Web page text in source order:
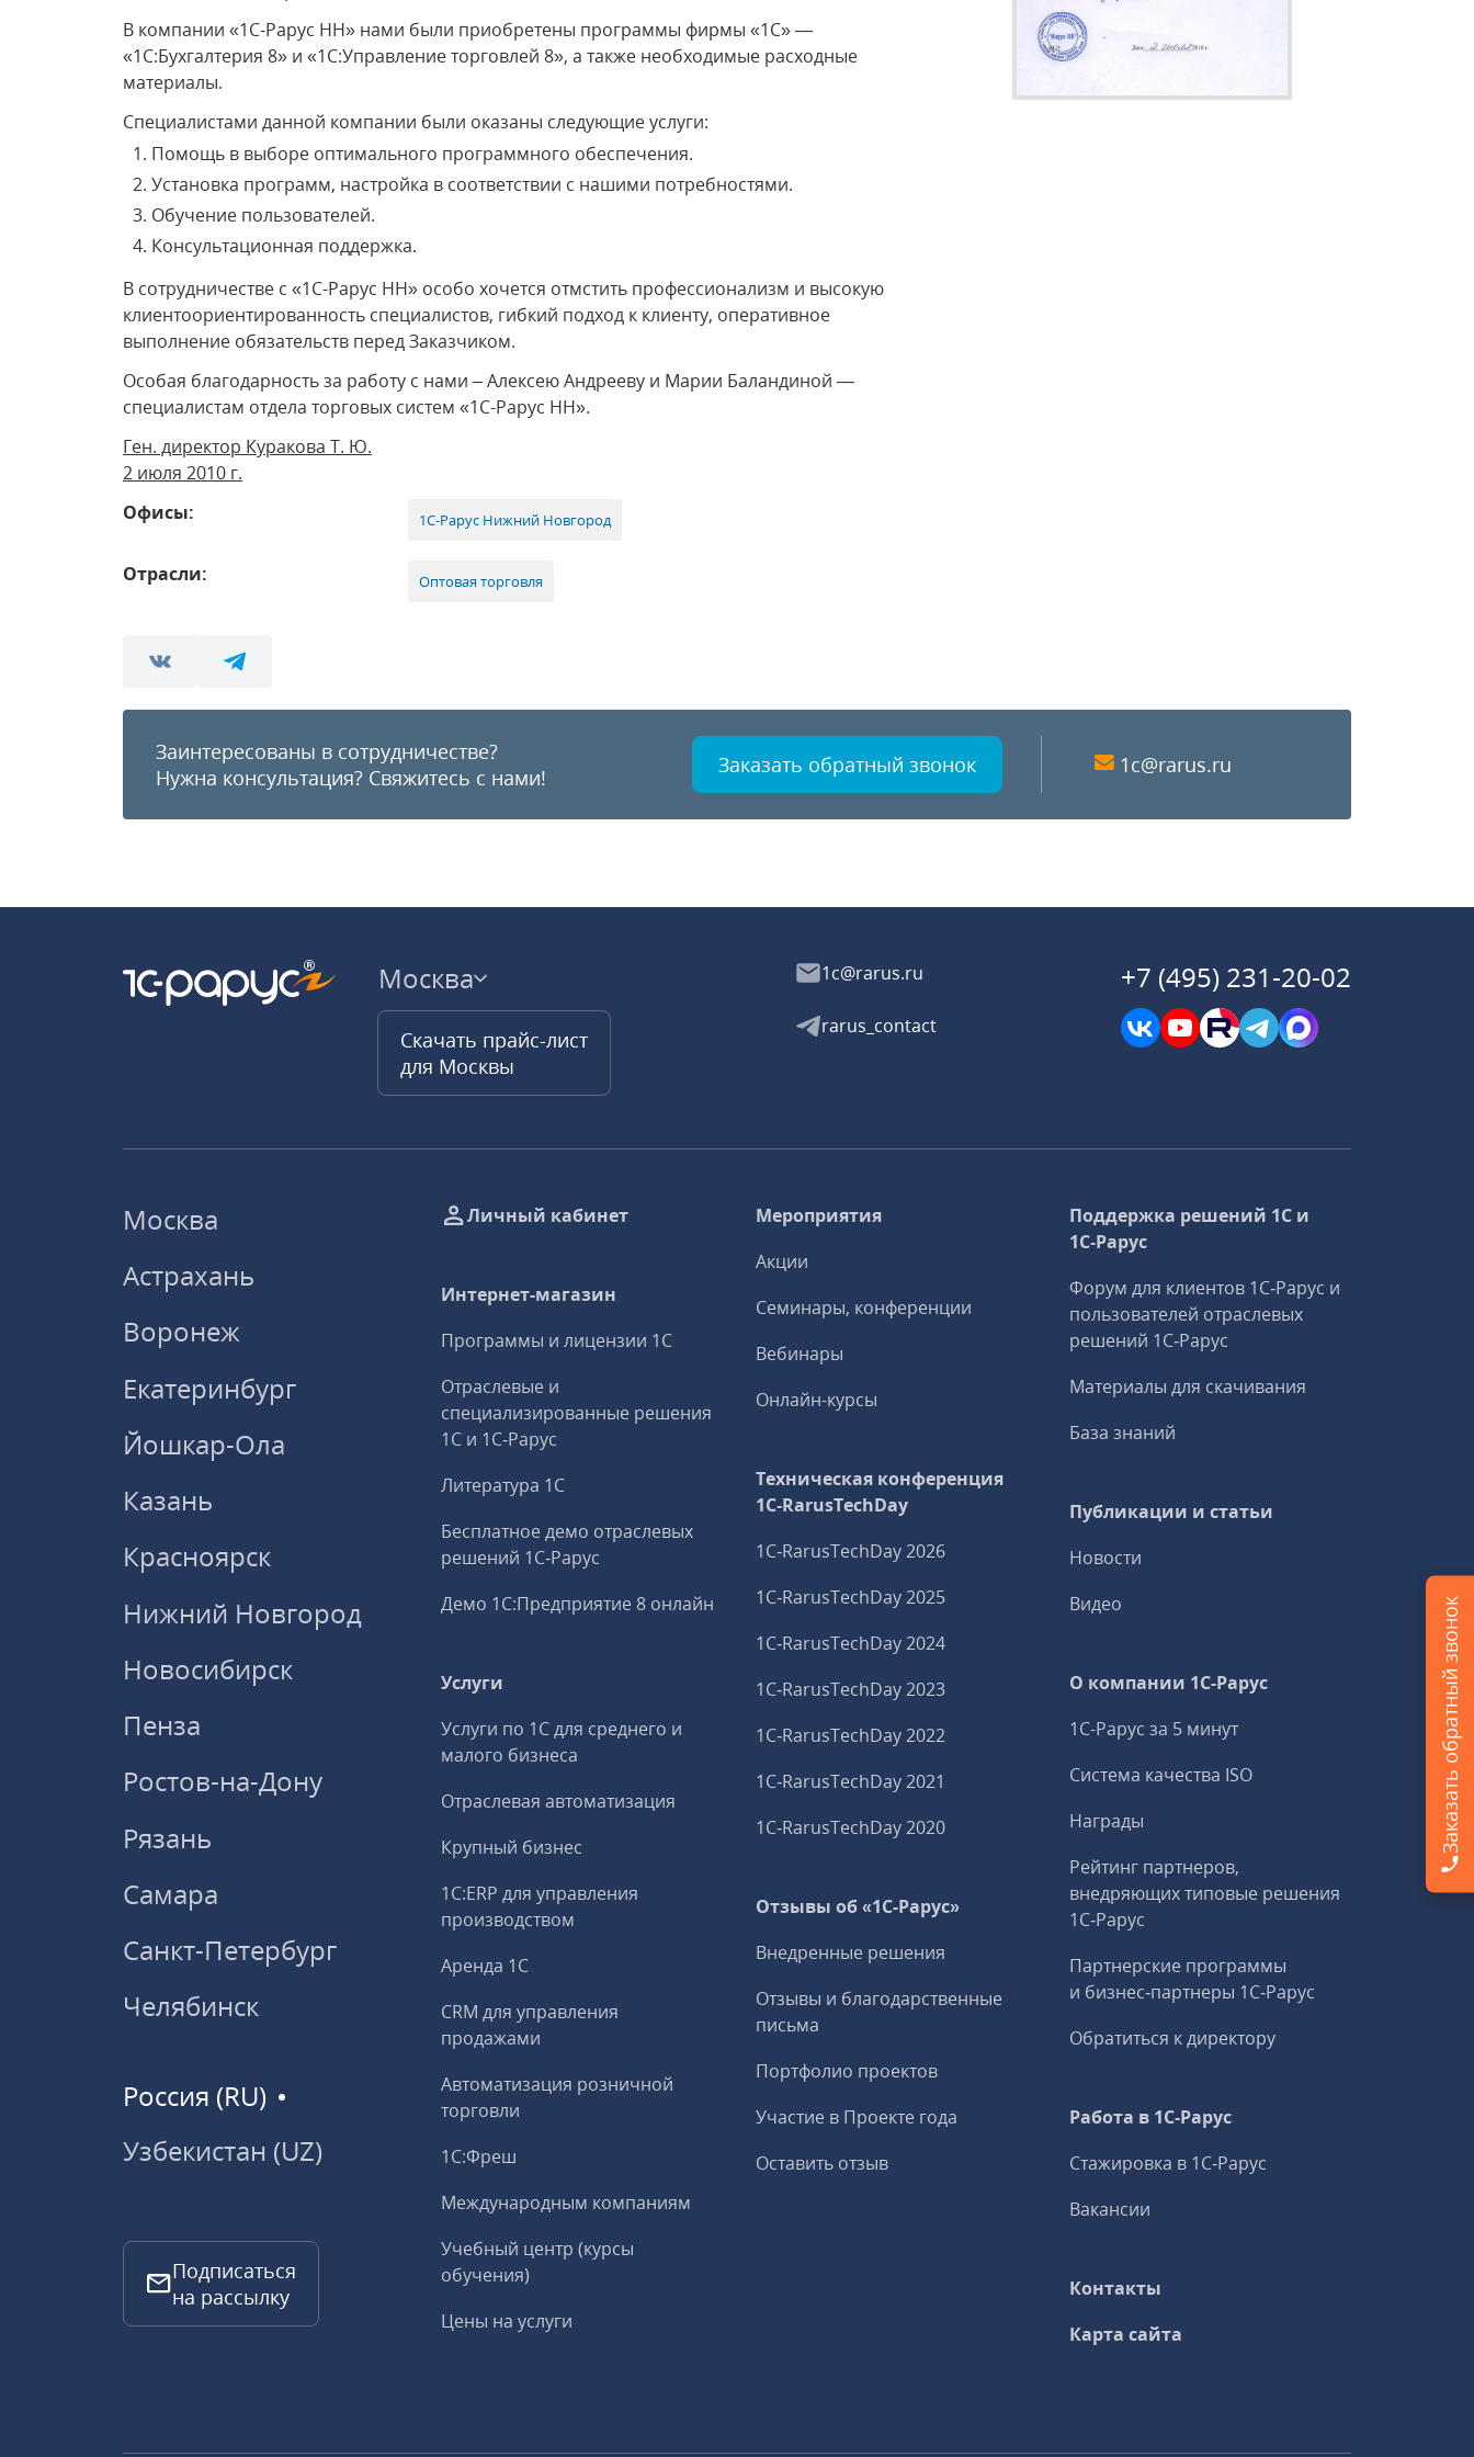
В компании «1С-Рарус НН» нами были приобретены программы фирмы «1С» —
«1С:Бухгалтерия 8» и «1С:Управление торговлей 8», а также необходимые расходные
материалы.
Специалистами данной компании были оказаны следующие услуги:
Помощь в выборе оптимального программного обеспечения.
Установка программ, настройка в соответствии с нашими потребностями.
Обучение пользователей.
Консультационная поддержка.
В сотрудничестве с «1С-Рарус НН» особо хочется отмстить профессионализм и высокую
клиентоориентированность специалистов, гибкий подход к клиенту, оперативное
выполнение обязательств перед Заказчиком.
Особая благодарность за работу с нами – Алексею Андрееву и Марии Баландиной —
специалистам отдела торговых систем «1С-Рарус НН».
Ген. директор Куракова Т. Ю.
2 июля 2010 г.
Офисы:
1С-Рарус Нижний Новгород
Отрасли: Оптовая торговля
Заинтересованы в сотрудничестве?
Нужна консультация? Свяжитесь с нами! Заказать обратный звонок 1c@rarus.ru
Москва
Скачать прайс-лист
для Москвы
1c@rarus.ru
rarus_contact
+7 (495) 231-20-02
Москва
Астрахань
Воронеж
Екатеринбург
Йошкар-Ола
Казань
Красноярск
Нижний Новгород
Новосибирск
Пенза
Ростов-на-Дону
Рязань
Самара
Санкт-Петербург
Челябинск
Россия (RU)
Узбекистан (UZ)
Подписаться
на рассылку
Личный кабинет
Интернет-магазин
Программы и лицензии 1С
Отраслевые и
специализированные решения
1С и 1С‑Рарус
Литература 1С
Бесплатное демо отраслевых
решений 1С‑Рарус
Демо 1С:Предприятие 8 онлайн
Услуги
Услуги по 1С для среднего и
малого бизнеса
Отраслевая автоматизация
Крупный бизнес
1С:ERP для управления
производством
Аренда 1С
CRM для управления
продажами
Автоматизация розничной
торговли
1С:Фреш
Международным компаниям
Учебный центр (курсы
обучения)
Цены на услуги
Мероприятия
Акции
Семинары, конференции
Вебинары
Онлайн-курсы
Техническая конференция
1C‑RarusTechDay
1C‑RarusTechDay 2026
1C‑RarusTechDay 2025
1C‑RarusTechDay 2024
1C‑RarusTechDay 2023
1C‑RarusTechDay 2022
1C‑RarusTechDay 2021
1C‑RarusTechDay 2020
Отзывы об «1С-Рарус»
Внедренные решения
Отзывы и благодарственные
письма
Портфолио проектов
Участие в Проекте года
Оставить отзыв
Поддержка решений 1С и
1С‑Рарус
Форум для клиентов 1С‑Рарус и
пользователей отраслевых
решений 1С‑Рарус
Материалы для скачивания
База знаний
Публикации и статьи
Новости
Видео
О компании 1C-Рарус
1С-Рарус за 5 минут
Система качества ISO
Награды
Рейтинг партнеров,
внедряющих типовые решения
1С‑Рарус
Партнерские программы
и бизнес‑партнеры 1С‑Рарус
Обратиться к директору
Работа в 1С‑Рарус
Стажировка в 1С‑Рарус
Вакансии
Контакты
Карта сайта
Заказать обратный звонок